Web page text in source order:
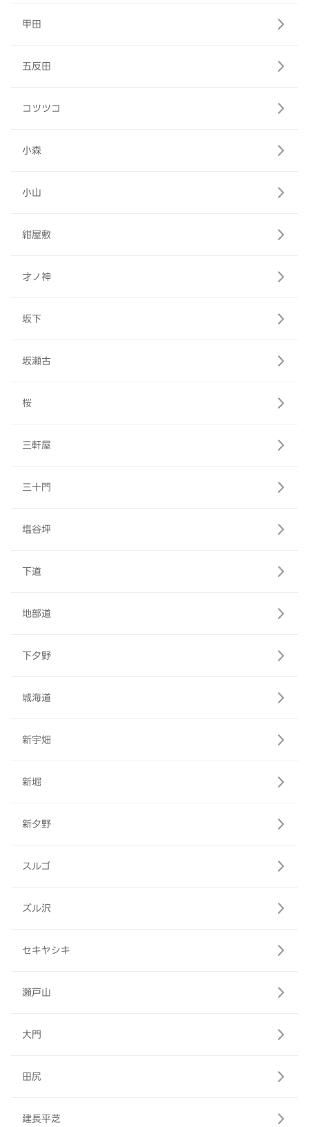
甲田
五反田
コツツコ
小森
小山
紺屋敷
才ノ神
坂下
坂瀬古
桜
三軒屋
三十門
塩谷坪
下道
地部道
下夕野
城海道
新宇畑
新堀
新夕野
スルゴ
ズル沢
セキヤシキ
瀬戸山
大門
田尻
建長平芝